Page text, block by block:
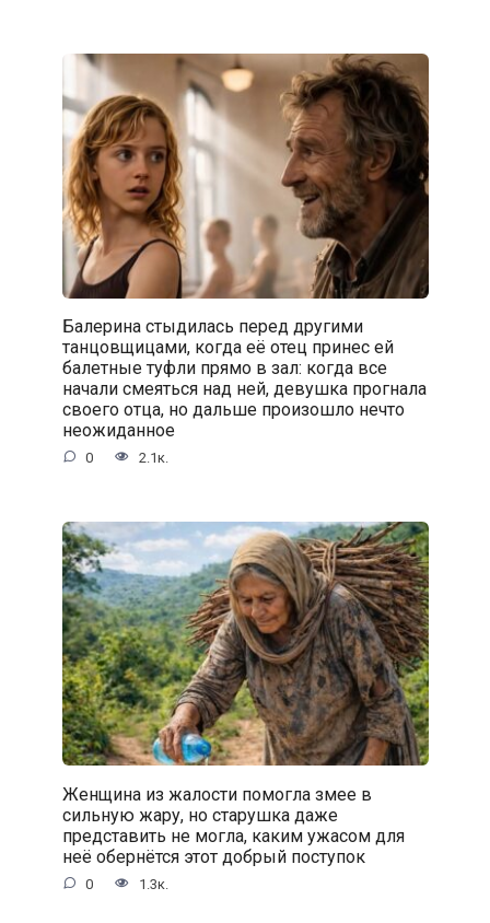
Балерина стыдилась перед другими
танцовщицами, когда её отец принес ей
балетные туфли прямо в зал: когда все
начали смеяться над ней, девушка прогнала
своего отца, но дальше произошло нечто
неожиданное
0 2.1к.
Женщина из жалости помогла змее в
сильную жару, но старушка даже
представить не могла, каким ужасом для
неё обернётся этот добрый поступок
0 1.3к.